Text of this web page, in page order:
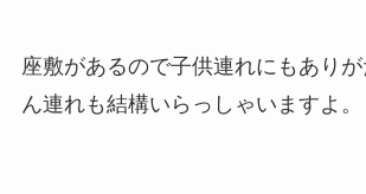
座敷があるので子供連れにもあり
ん連れも結構いらっしゃいますよ。